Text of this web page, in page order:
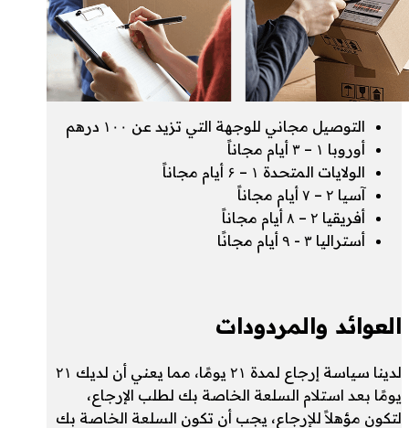
التوصيل مجاني للوجهة التي تزيد عن ۱۰۰ درهم
أوروبا ۱ – ۳ أيام مجاناً
الولايات المتحدة ۱ – ۶ أيام مجاناً
آسيا ۲ – ۷ أيام مجاناً
أفريقيا ۲ – ۸ أيام مجاناً
أستراليا ۳ - ۹ أيام مجانًا
العوائد والمردودات
لدينا سياسة إرجاع لمدة ۲۱ يومًا، مما يعني أن لديك ۲۱
يومًا بعد استلام السلعة الخاصة بك لطلب الإرجاع،
لتكون مؤهلاً للإرجاع، يجب أن تكون السلعة الخاصة بك